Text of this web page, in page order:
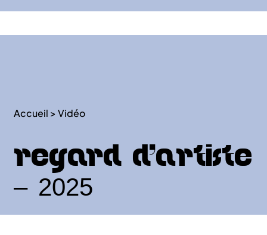
Accueil >Vidéo
Regard d’Artiste
– 2025